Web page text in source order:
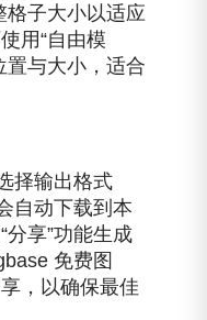
格子大小以适应
用“自由模
置与大小，适合
择输出格式
自动下载到本
享”功能生成
免费图
，以确保最佳